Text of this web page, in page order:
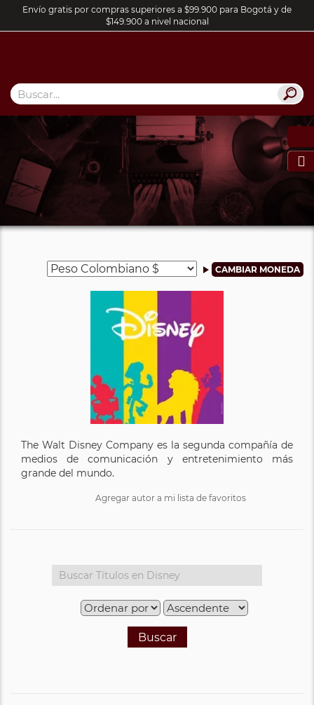
Envío gratis por compras superiores a $99.900 para Bogotá y de
$149.900 a nivel nacional

The Walt Disney Company es la segunda compañía de
medios de comunicación y entretenimiento más
grande del mundo.
Agregar autor a mi lista de favoritos
Buscar